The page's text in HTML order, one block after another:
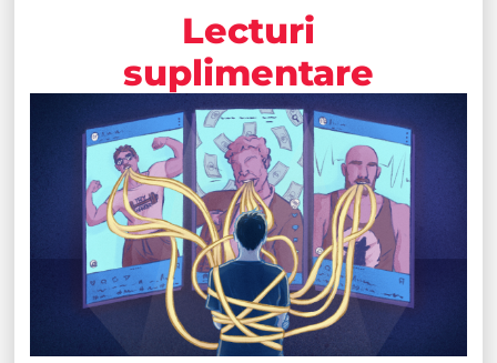
Lecturi
suplimentare